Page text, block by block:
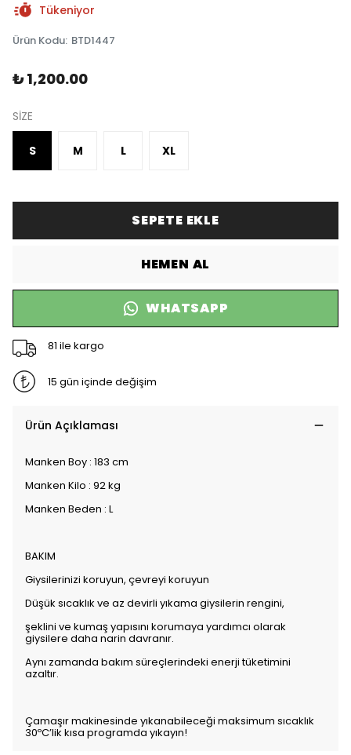
Tükeniyor
Ürün Kodu: BTD1447
₺ 1,200.00
SİZE
S M L XL
SEPETE EKLE
HEMEN AL
WHATSAPP
81 ile kargo
15 gün içinde değişim
Ürün Açıklaması
Manken Boy : 183 cm
Manken Kilo : 92 kg
Manken Beden : L
BAKIM
Giysilerinizi koruyun, çevreyi koruyun
Düşük sıcaklık ve az devirli yıkama giysilerin rengini,
şeklini ve kumaş yapısını korumaya yardımcı olarak
giysilere daha narin davranır.
Aynı zamanda bakım süreçlerindeki enerji tüketimini
azaltır.
Çamaşır makinesinde yıkanabileceği maksimum sıcaklık
30ºC’lik kısa programda yıkayın!